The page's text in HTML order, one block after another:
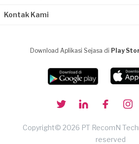
Kontak Kami
Download Aplikasi Sejasa di Play
Copyright© 2026 PT RecomN
reserved